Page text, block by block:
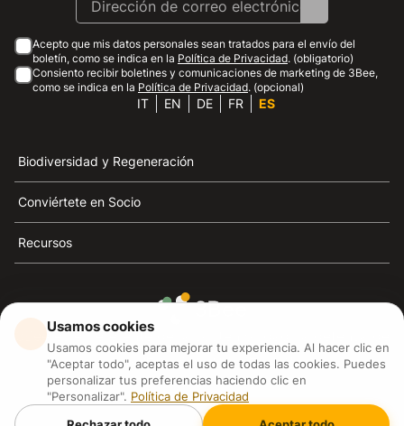
Acepto que mis datos personales sean tratados para el envío del
boletín, como se indica en la Política de Privacidad. (obligatorio)
Consiento recibir boletines y comunicaciones de marketing de 3Bee,
como se indica en la Política de Privacidad. (opcional)
IT EN DE FR ES
Biodiversidad y Regeneración
Conviértete en Socio
Recursos
3Bee es el referente de la sostenibilidad, la defensa de
las abejas y la biodiversidad
3Bee S.R.L Via Pastrengo 14, 20159, Milano (MI)
P.IVA: IT09711590969
Usamos cookies
Usamos cookies para mejorar tu experiencia. Al hacer clic en
"Aceptar todo", aceptas el uso de todas las cookies. Puedes
personalizar tus preferencias haciendo clic en
"Personalizar". Política de Privacidad